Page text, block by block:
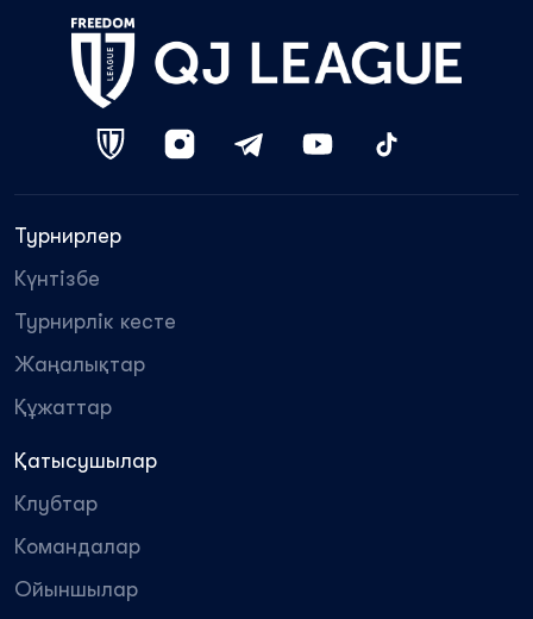
Турнирлер
Күнтізбе
Турнирлік кесте
Жаңалықтар
Құжаттар
Қатысушылар
Клубтар
Командалар
Ойыншылар